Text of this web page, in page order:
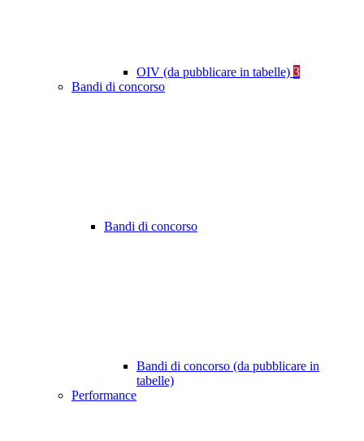
OIV (da pubblicare in tabelle) 3
Bandi di concorso
Bandi di concorso
Bandi di concorso (da pubblicare in
tabelle)
Performance